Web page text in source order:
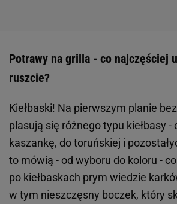
Potrawy na grilla - co najczęściej
ruszcie?
Kiełbaski! Na pierwszym planie
plasują się różnego typu kiełbasy -
kaszankę, do toruńskiej i
to mówią - od wyboru do koloru -
po kiełbaskach prym wiedzie
w tym nieszczęsny boczek, który